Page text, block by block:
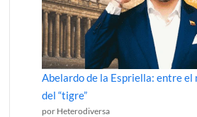
Abelardo de la Espriella: entre el
del “tigre”
por Heterodiversa